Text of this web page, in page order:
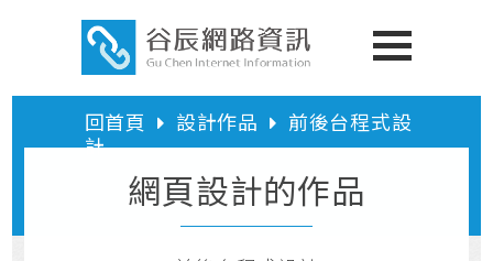
回首頁 設計作品
前後台程式設
計
網頁設計的作品